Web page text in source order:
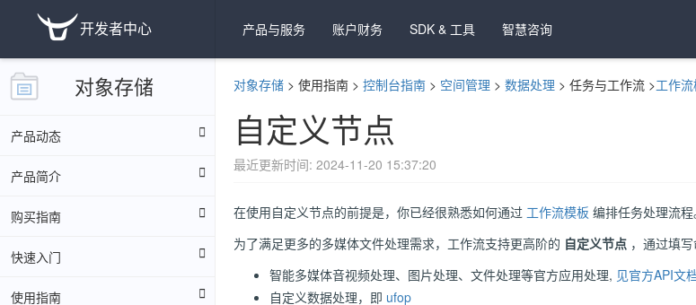
开发者中心 产品与服务 账户财务 SDK & 工具 智慧咨询
对象存储
产品动态
产品简介
购买指南
快速入门
使用指南
对象存储 > 使用指南 > 控制台指南 > 空间管理 > 数据处理 > 任务与工作流 >工作
自定义节点
最近更新时间: 2024-11-20 15:37:20
在使用自定义节点的前提是，你已经很熟悉如何通过 工作流模板 编排任务处理流程
为了满足更多的多媒体文件处理需求，工作流支持更高阶的 自定义节点 ，通过填
智能多媒体音视频处理、图片处理、文件处理等官方应用处理, 见官方API文
自定义数据处理，即 ufop